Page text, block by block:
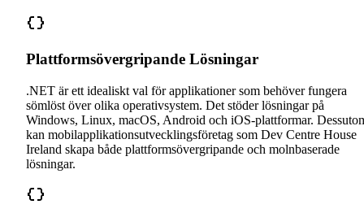
Plattformsövergripande Lösningar
.NET är ett idealiskt val för applikationer som behöver fungera
sömlöst över olika operativsystem. Det stöder lösningar på
Windows, Linux, macOS, Android och iOS-plattformar.
kan mobilapplikationsutvecklingsföretag som Dev Centre House
Ireland skapa både plattformsövergripande och molnbaserade
lösningar.